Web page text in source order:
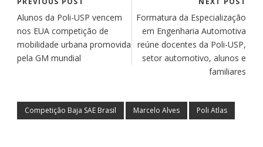
Alunos da Poli-USP vencem
nos EUA competição de
mobilidade urbana promovida
pela GM mundial
Formatura da Especialização
em Engenharia Automotiva
reúne docentes da Poli-USP,
setor automotivo, alunos e
familiares
Competição Baja SAE Brasil Marcelo Alves Poli Atlas